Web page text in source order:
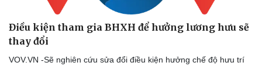
Điều kiện tham gia BHXH để hưởng lương hưu sẽ
thay đổi
VOV.VN -Sẽ nghiên cứu sửa đổi điều kiện hưởng chế độ hưu trí